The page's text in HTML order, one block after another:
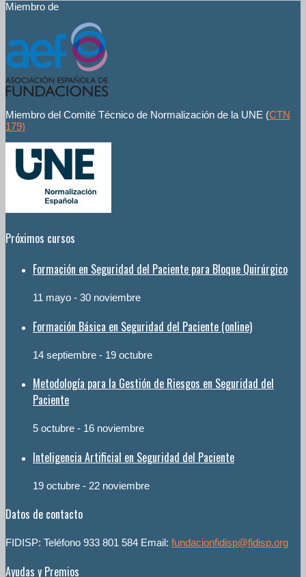
Miembro de
Miembro del Comité Técnico de Normalización de la UNE (CTN
179)
Próximos cursos
Formación en Seguridad del Paciente para Bloque Quirúrgico
11 mayo - 30 noviembre
Formación Básica en Seguridad del Paciente (online)
14 septiembre - 19 octubre
Metodología para la Gestión de Riesgos en Seguridad del
Paciente
5 octubre - 16 noviembre
Inteligencia Artificial en Seguridad del Paciente
19 octubre - 22 noviembre
Datos de contacto
FIDISP: Teléfono 933 801 584 Email: fundacionfidisp@fidisp.org
Ayudas y Premios